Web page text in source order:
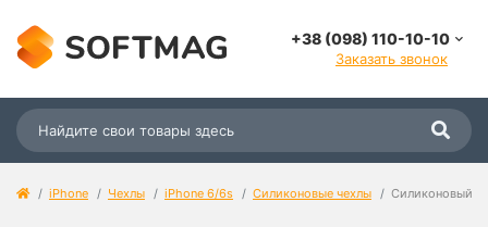
+38 (098) 110-10-10
Заказать звонок
iPhone Чехлы iPhone 6/6s Силиконовые чехлы Силиконовый